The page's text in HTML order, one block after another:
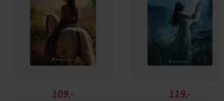
109,-
119,-